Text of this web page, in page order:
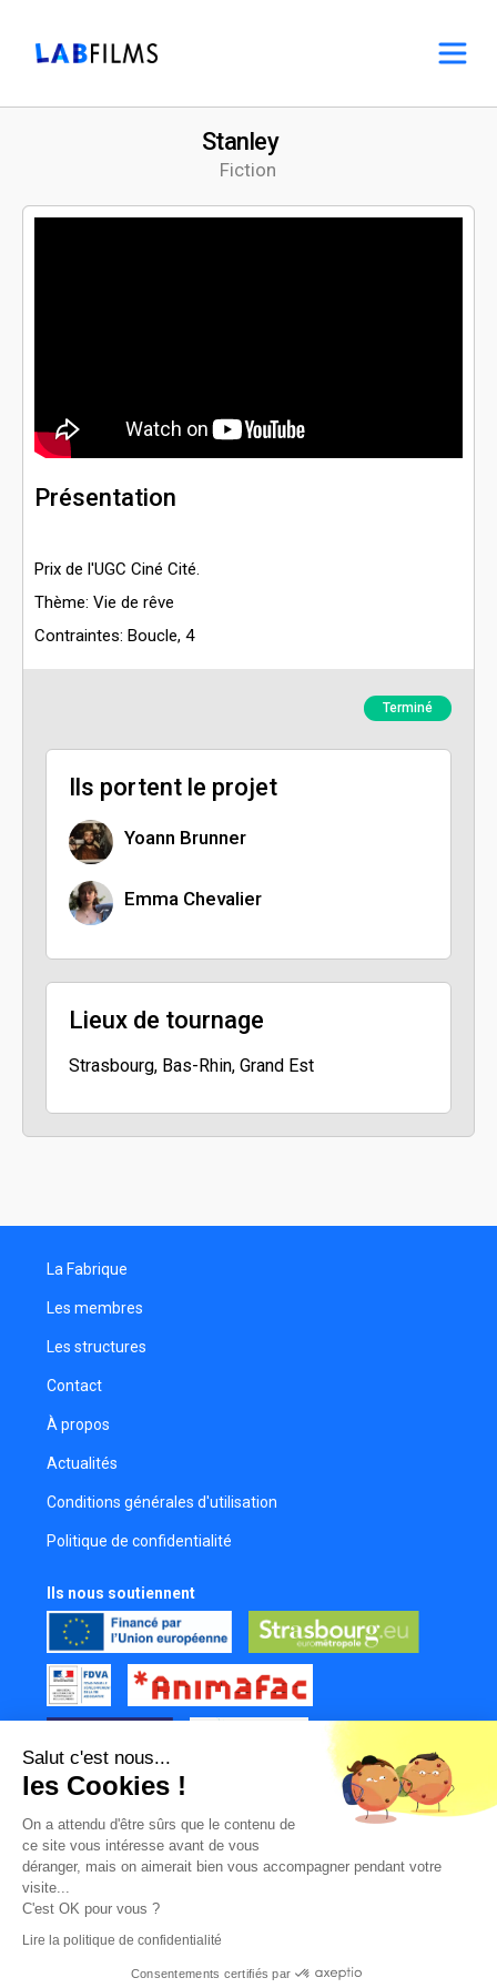
Fiction
Stanley
Présentation
Prix de l'UGC Ciné Cité.
Thème: Vie de rêve
Contraintes: Boucle, 4
Terminé
Ils portent le projet
Yoann Brunner
Emma Chevalier
Lieux de tournage
Strasbourg, Bas-Rhin, Grand Est
La Fabrique
Les membres
Les structures
Contact
À propos
Actualités
Conditions générales d'utilisation
Politique de confidentialité
Ils nous soutiennent
Tous nos partenaires
Mur des contributeurs
Salut c'est nous...
les Cookies !
On a attendu d'être sûrs que le contenu de
ce site vous intéresse avant de vous
déranger, mais on aimerait bien vous accompagner pendant votre
visite...
C'est OK pour vous ?
Lire la politique de confidentialité
Consentements certifiés par